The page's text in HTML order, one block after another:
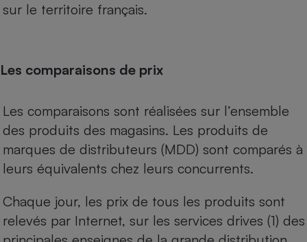
sur le territoire français.
Les comparaisons de prix
Les comparaisons sont réalisées sur l’ensemble
des produits des magasins. Les produits de
marques de distributeurs (MDD) sont comparés à
leurs équivalents chez leurs concurrents.
Chaque jour, les prix de tous les produits sont
relevés par Internet, sur les services drives (1) des